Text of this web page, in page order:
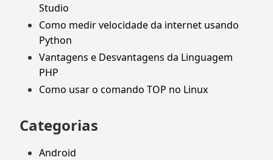
Studio
Como medir velocidade da internet usando
Python
Vantagens e Desvantagens da Linguagem
PHP
Como usar o comando TOP no Linux
Categorias
Android